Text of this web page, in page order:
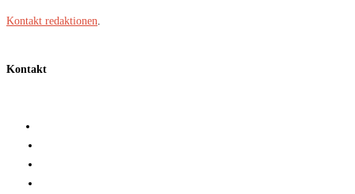
Kontakt redaktionen
Kontakt